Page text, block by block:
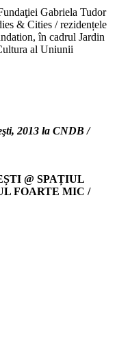
Gabriela Tudor
& Cities / rezidențele
în cadrul Jardin
al Uniunii
2013 la CNDB /
@ SPAȚIUL
FOARTE MIC /